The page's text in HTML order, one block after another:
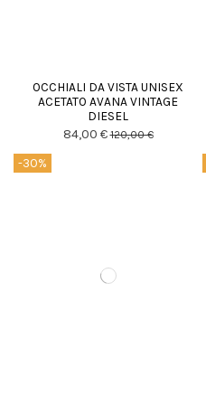
OCCHIALI DA VISTA UNISEX
ACETATO AVANA VINTAGE
DIESEL
84,00 €120,00 €
-30%